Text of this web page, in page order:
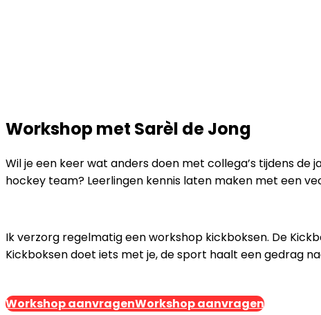
Workshop met Sarèl de Jong
Wil je een keer wat anders doen met collega’s tijdens
hockey team? Leerlingen kennis laten maken met een
Ik verzorg regelmatig een workshop kickboksen. De
Kickboksen doet iets met je, de sport haalt een gedrag
Workshop aanvragenWorkshop aanvragen